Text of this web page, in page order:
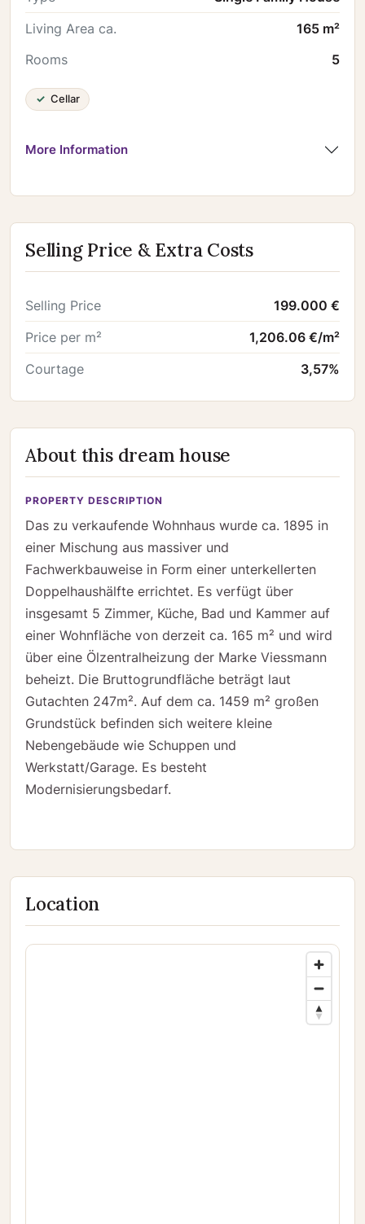
Living Area ca.
165 m²
Rooms
5
Cellar
More Information
Selling Price & Extra Costs
Selling Price
199.000 €
Price per m²
1,206.06 €/m²
Courtage
3,57%
About this dream house
PROPERTY DESCRIPTION
Das zu verkaufende Wohnhaus wurde ca. 1895 in
einer Mischung aus massiver und
Fachwerkbauweise in Form einer unterkellerten
Doppelhaushälfte errichtet. Es verfügt über
insgesamt 5 Zimmer, Küche, Bad und Kammer auf
einer Wohnfläche von derzeit ca. 165 m² und wird
über eine Ölzentralheizung der Marke Viessmann
beheizt. Die Bruttogrundfläche beträgt laut
Gutachten 247m². Auf dem ca. 1459 m² großen
Grundstück befinden sich weitere kleine
Nebengebäude wie Schuppen und
Werkstatt/Garage. Es besteht
Modernisierungsbedarf.
Location